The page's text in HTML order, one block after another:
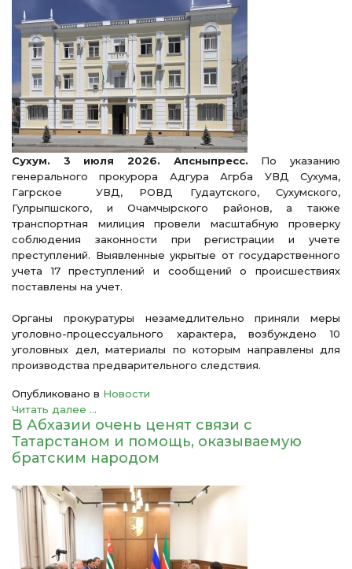
Сухум. 3 июля 2026. Апсныпресс. По указанию
генерального прокурора Адгура Агрба УВД Сухума,
Гагрское УВД, РОВД Гудаутского, Сухумского,
Гулрыпшского, и Очамчырского районов, а также
транспортная милиция провели масштабную проверку
соблюдения законности при регистрации и учете
преступлений. Выявленные укрытые от государственного
учета 17 преступлений и сообщений о происшествиях
поставлены на учет.
Органы прокуратуры незамедлительно приняли меры
уголовно-процессуального характера, возбуждено 10
уголовных дел, материалы по которым направлены для
производства предварительного следствия.
Опубликовано в Новости
Читать далее ...
В Абхазии очень ценят связи с
Татарстаном и помощь, оказываемую
братским народом